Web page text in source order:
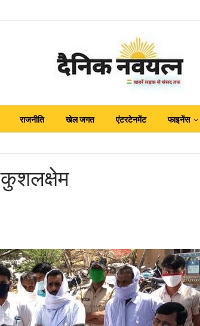
राजनीति खेल जगत एंटरटेनमेंट फाइनेंस
कुशलक्षेम